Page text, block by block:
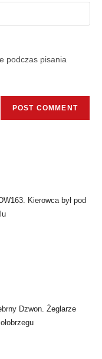
podczas pisania
Kierowca był pod
Dzwon. Żeglarze